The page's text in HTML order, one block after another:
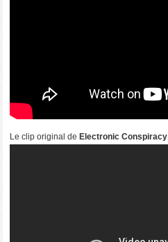
Le clip original de Electronic Conspiracy